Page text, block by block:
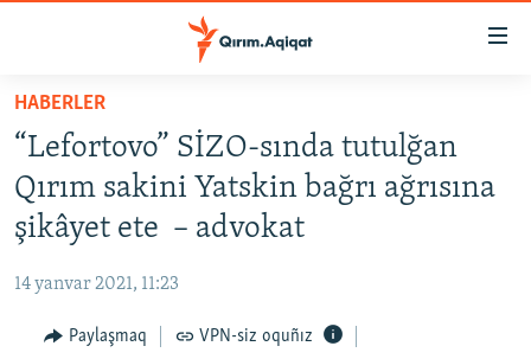
Esas
qaytmaq
Baş
navigatsiyağa
qaytmaq
Qıdıruvğa
qaytmaq
HABERLER
İQTİSADİYAT
MEDENİYET
İNSAN AQLARI
HABERLER
“Lefortovo” SİZO-sında tutulğan
Qırım sakini Yatskin bağrı ağrısına
şikâyet ete – advokat
14 yanvar 2021, 11:23
Paylaşmaq VPN-siz oquñız